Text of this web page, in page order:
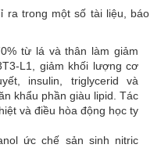
ra trong một số tài liệu, báo
từ lá và thân làm giảm
L1, giảm khối lượng cơ
insulin, triglycerid và
khẩu phần giàu lipid. Tác
và điều hòa động học ty
ức chế sản sinh nitric